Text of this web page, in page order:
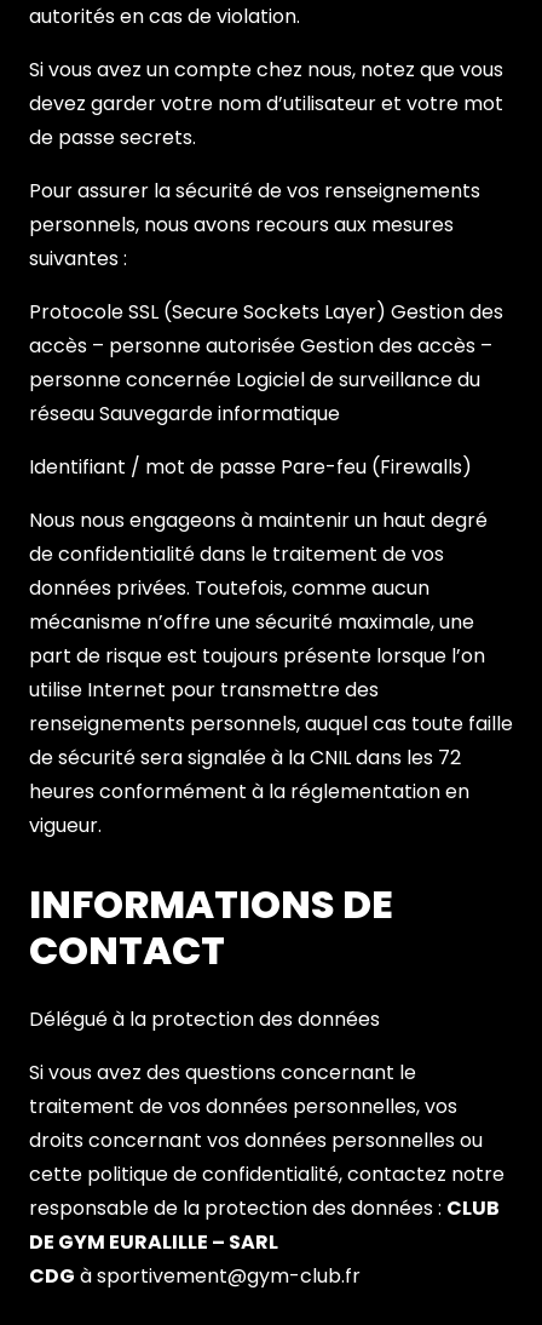
autorités en cas de violation.
Si vous avez un compte chez nous, notez que vous
devez garder votre nom d’utilisateur et votre mot
de passe secrets.
Pour assurer la sécurité de vos renseignements
personnels, nous avons recours aux mesures
suivantes :
Protocole SSL (Secure Sockets Layer) Gestion des
accès – personne autorisée Gestion des accès –
personne concernée Logiciel de surveillance du
réseau Sauvegarde informatique
Identifiant / mot de passe Pare-feu (Firewalls)
Nous nous engageons à maintenir un haut degré
de confidentialité dans le traitement de vos
données privées. Toutefois, comme aucun
mécanisme n’offre une sécurité maximale, une
part de risque est toujours présente lorsque l’on
utilise Internet pour transmettre des
renseignements personnels, auquel cas toute faille
de sécurité sera signalée à la CNIL dans les 72
heures conformément à la réglementation en
vigueur.
INFORMATIONS DE
CONTACT
Délégué à la protection des données
Si vous avez des questions concernant le
traitement de vos données personnelles, vos
droits concernant vos données personnelles ou
cette politique de confidentialité, contactez notre
responsable de la protection des données : CLUB
DE GYM EURALILLE – SARL
CDG àsportivement@gym-club.fr